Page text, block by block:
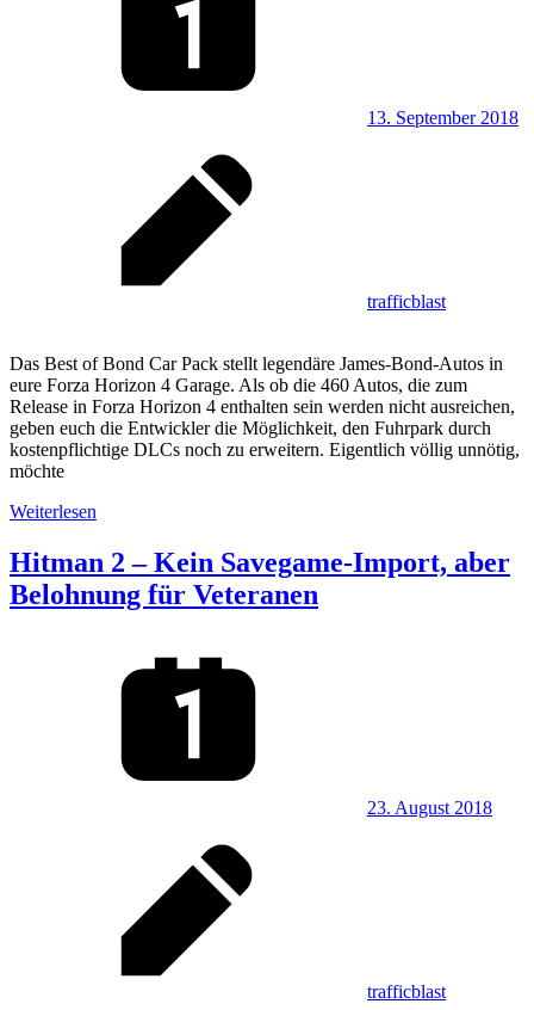
13. September 2018
trafficblast
Das Best of Bond Car Pack stellt legendäre James-Bond-Autos in
eure Forza Horizon 4 Garage. Als ob die 460 Autos, die zum
Release in Forza Horizon 4 enthalten sein werden nicht ausreichen,
geben euch die Entwickler die Möglichkeit, den Fuhrpark durch
kostenpflichtige DLCs noch zu erweitern. Eigentlich völlig unnötig,
möchte
Weiterlesen
Hitman 2 – Kein Savegame-Import, aber
Belohnung für Veteranen
23. August 2018
trafficblast